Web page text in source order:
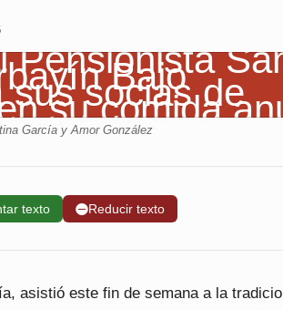
García y Amor González
texto ➖Reducir texto
asistió este fin de semana a la